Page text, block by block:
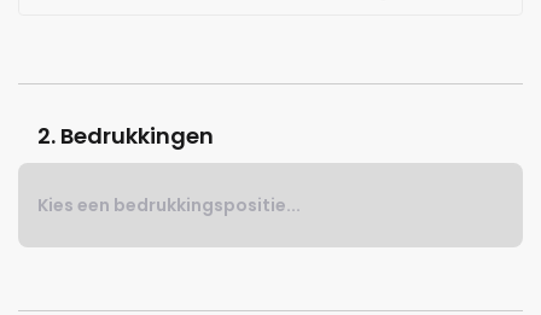
2. Bedrukkingen
Kies een bedrukkingspositie...